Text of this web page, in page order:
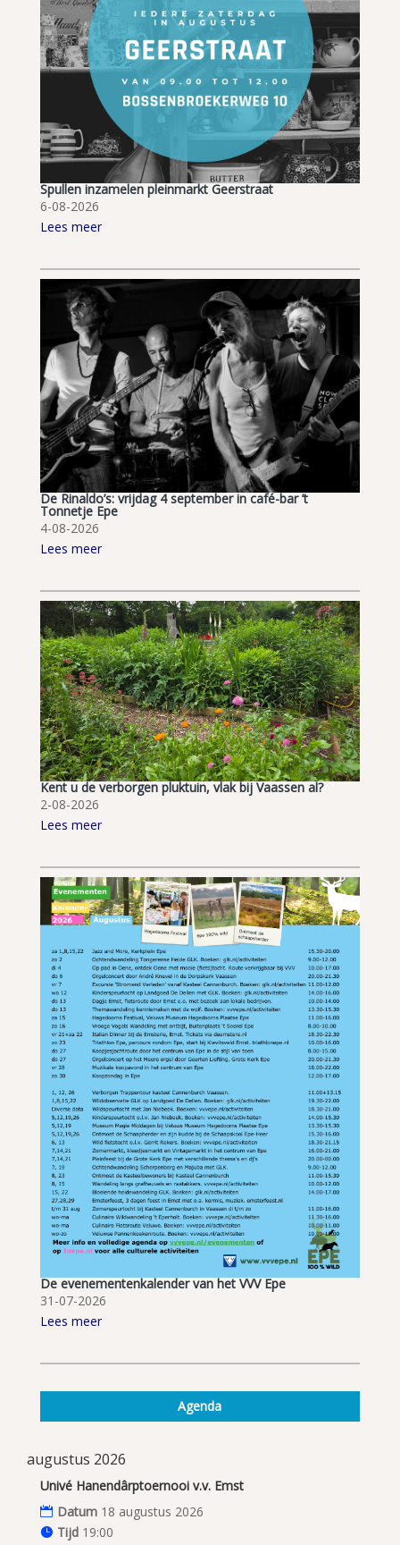
Spullen inzamelen pleinmarkt Geerstraat
6-08-2026
Lees meer
De Rinaldo’s: vrijdag 4 september in café-bar ’t
Tonnetje Epe
4-08-2026
Lees meer
Kent u de verborgen pluktuin, vlak bij Vaassen al?
2-08-2026
Lees meer
De evenementenkalender van het VVV Epe
31-07-2026
Lees meer
Agenda
augustus 2026
Univé Hanendârptoernooi v.v. Emst
Datum 18 augustus 2026
Tijd 19:00